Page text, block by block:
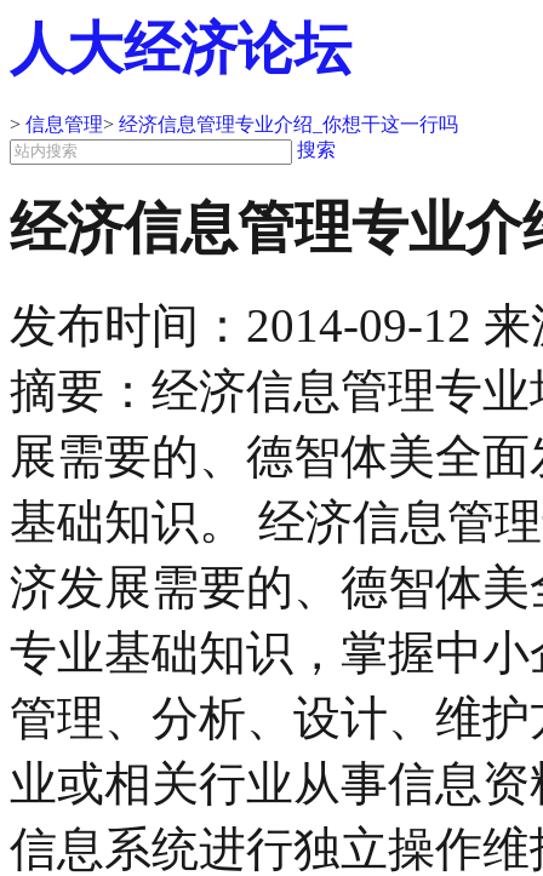
人大经济论坛
> 信息管理> 经济信息管理专业介绍_你想干这一行吗
搜索
经济信息管理专业
发布时间： 2014-09-12 来
摘要：经济信息管理专
展需要的、德智体美全
基础知识。 经济信息管
济发展需要的、德智体
专业基础知识，掌握中
管理、分析、设计、维
业或相关行业从事信息
信息系统进行独立操作